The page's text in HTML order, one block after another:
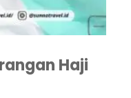
Haji